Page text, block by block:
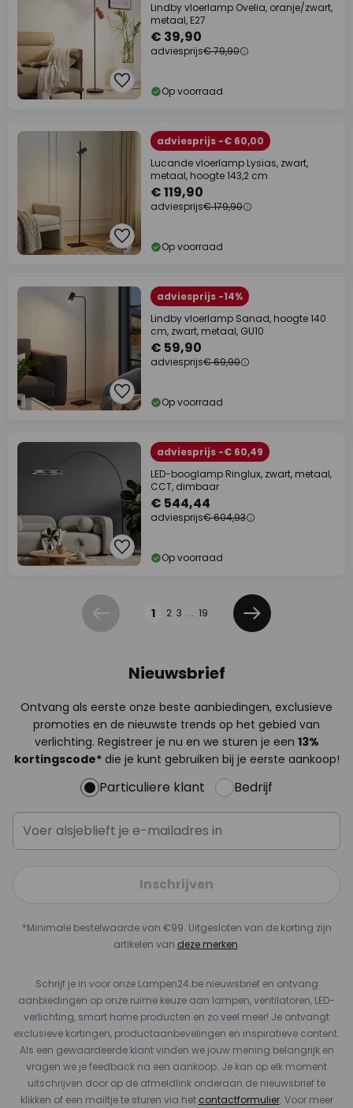
Lindby vloerlamp Ovelia, oranje/zwart,
metaal, E27
€ 39,90
adviesprijs€ 79,90
Op voorraad
adviesprijs -€ 60,00
Lucande vloerlamp Lysias, zwart,
metaal, hoogte 143,2 cm
€ 119,90
adviesprijs€ 179,90
Op voorraad
adviesprijs -14%
Lindby vloerlamp Sanad, hoogte 140
cm, zwart, metaal, GU10
€ 59,90
adviesprijs€ 69,90
Op voorraad
adviesprijs -€ 60,49
LED-booglamp Ringlux, zwart, metaal,
CCT, dimbaar
€ 544,44
adviesprijs€ 604,93
Op voorraad
Vorige 1 2 3 ... 19
Volgende
Nieuwsbrief
Ontvang als eerste onze beste aanbiedingen, exclusieve
promoties en de nieuwste trends op het gebied van
verlichting. Registreer je nu en we sturen je een 13%
kortingscode*die je kunt gebruiken bij je eerste aankoop!
Particuliere klant Bedrijf
Inschrijven
*Minimale bestelwaarde van €99. Uitgesloten van de korting zijn
artikelen van deze merken.
Schrijf je in voor onze Lampen24.be nieuwsbrief en ontvang
aanbiedingen op onze ruime keuze aan lampen, ventilatoren, LED-
verlichting, smart home producten en zo veel meer! Je ontvangt
exclusieve kortingen, productaanbevelingen en inspiratieve content.
Als een gewaardeerde klant vinden we jouw mening belangrijk en
vragen we je feedback na een aankoop. Je kan op elk moment
uitschrijven door op de afmeldlink onderaan de nieuwsbrief te
klikken of een mailtje te sturen via het contactformulier. Voor meer